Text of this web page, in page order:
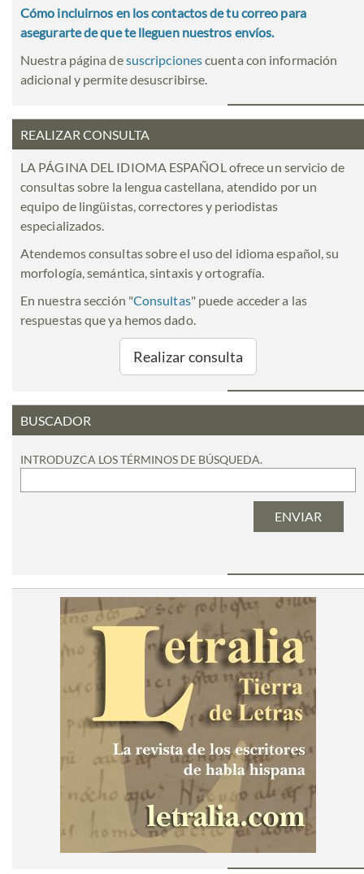
Cómo incluirnos en los contactos de tu correo para
asegurarte de que te lleguen nuestros envíos.
Nuestra página desuscripcionescuenta con información
adicional y permite desuscribirse.
REALIZAR CONSULTA
LA PÁGINA DEL IDIOMA ESPAÑOL ofrece un servicio de
consultas sobre la lengua castellana, atendido por un
equipo de lingüistas, correctores y periodistas
especializados.
Atendemos consultas sobre el uso del idioma español, su
morfología, semántica, sintaxis y ortografía.
En nuestra sección "Consultas" puede acceder a las
respuestas que ya hemos dado.
Realizar consulta
BUSCADOR
INTRODUZCA LOS TÉRMINOS DE BÚSQUEDA.